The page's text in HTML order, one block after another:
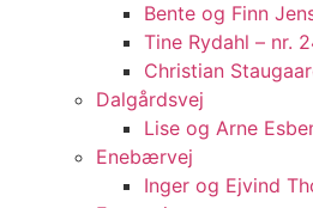
Bente og Finn
Tine Rydahl – nr.
Christian
Dalgårdsvej
Lise og Arne
Enebærvej
Inger og Ejvind